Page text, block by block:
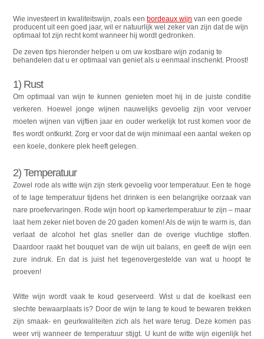
Wie investeert in kwaliteitswijn, zoals eenbordeaux wijn van een goede
producent uit een goed jaar, wil er natuurlijk wel zeker van zijn dat de wijn
optimaal tot zijn recht komt wanneer hij wordt gedronken.
De zeven tips hieronder helpen u om uw kostbare wijn zodanig te
behandelen dat u er optimaal van geniet als u eenmaal inschenkt. Proost!
1) Rust
Om optimaal van wijn te kunnen genieten moet hij in de juiste conditie
verkeren. Hoewel jonge wijnen nauwelijks gevoelig zijn voor vervoer
moeten wijnen van vijftien jaar en ouder werkelijk tot rust komen voor de
fles wordt ontkurkt. Zorg er voor dat de wijn minimaal een aantal weken op
een koele, donkere plek heeft gelegen.
2) Temperatuur
Zowel rode als witte wijn zijn sterk gevoelig voor temperatuur. Een te hoge
of te lage temperatuur tijdens het drinken is een belangrijke oorzaak van
nare proefervaringen. Rode wijn hoort op kamertemperatuur te zijn – maar
laat hem zeker niet boven de 20 gaden komen! Als de wijn te warm is, dan
verlaat de alcohol het glas sneller dan de overige vluchtige stoffen.
Daardoor raakt het bouquet van de wijn uit balans, en geeft de wijn een
zure indruk. En dat is juist het tegenovergestelde van wat u hoopt te
proeven!
Witte wijn wordt vaak te koud geserveerd. Wist u dat de koelkast een
slechte bewaarplaats is? Door de wijn te lang te koud te bewaren trekken
zijn smaak- en geurkwaliteiten zich als het ware terug. Deze komen pas
weer vrij wanneer de temperatuur stijgt. U kunt de witte wijn eigenlijk het